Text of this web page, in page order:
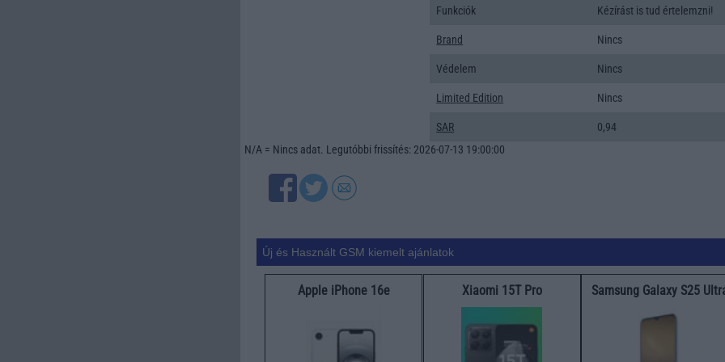
Funkciók Kézírást is tud értelemzni!
Brand Nincs
Védelem Nincs
Limited Edition Nincs
SAR
0,94
N/A = Nincs adat. Legutóbbi frissítés: 2026-07-13 19:00:00
Új és Használt GSM kiemelt ajánlatok
Apple iPhone 16e Xiaomi 15T Pro Samsung Galaxy S25